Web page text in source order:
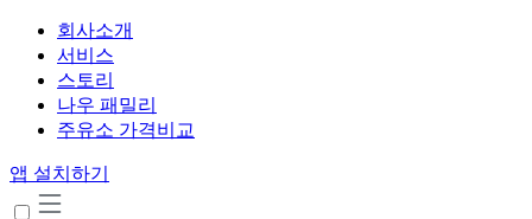
회사소개
서비스
스토리
나우 패밀리
주유소 가격비교
앱 설치하기